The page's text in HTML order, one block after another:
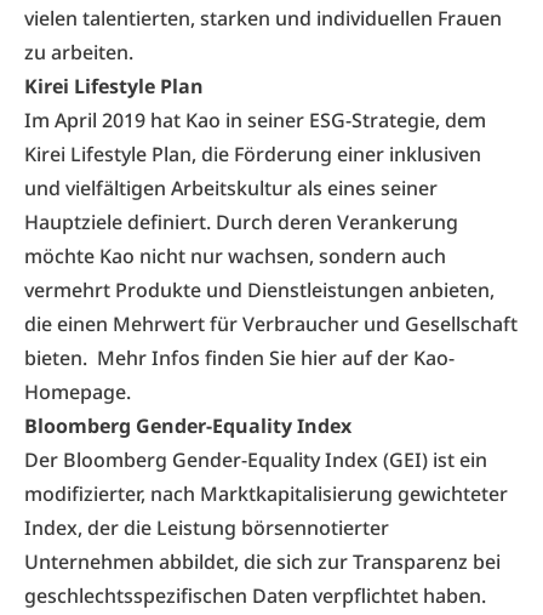
vielen talentierten, starken und individuellen Frauen
zu arbeiten.
Kirei Lifestyle Plan
Im April 2019 hat Kao in seiner ESG-Strategie, dem
Kirei Lifestyle Plan, die Förderung einer inklusiven
und vielfältigen Arbeitskultur als eines seiner
Hauptziele definiert. Durch deren Verankerung
möchte Kao nicht nur wachsen, sondern auch
vermehrt Produkte und Dienstleistungen anbieten,
die einen Mehrwert für Verbraucher und Gesellschaft
bieten. Mehr Infos finden Sie hierauf der Kao-
Homepage.
Bloomberg Gender-Equality Index
Der Bloomberg Gender-Equality Index (GEI) ist ein
modifizierter, nach Marktkapitalisierung gewichteter
Index, der die Leistung börsennotierter
Unternehmen abbildet, die sich zur Transparenz bei
geschlechtsspezifischen Daten verpflichtet haben.